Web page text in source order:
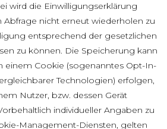
wird die Einwilligungserklärung
nicht erneut wiederholen zu
entsprechend der gesetzlichen
zu können. Die Speicherung kann
einem Cookie (sogenanntes Opt-In-
Technologien) erfolgen,
Nutzer, bzw. dessen Gerät
individueller Angaben zu
Management-Diensten, gelten